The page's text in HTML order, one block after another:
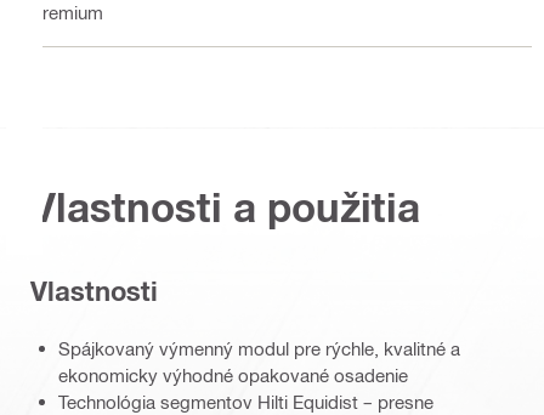
Premium
Vlastnosti a použitia
Vlastnosti
Spájkovaný výmenný modul pre rýchle, kvalitné a
ekonomicky výhodné opakované osadenie
Technológia segmentov Hilti Equidist – presne